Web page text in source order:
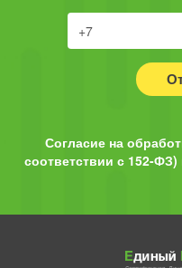
Согласие на
соответствии с 152-